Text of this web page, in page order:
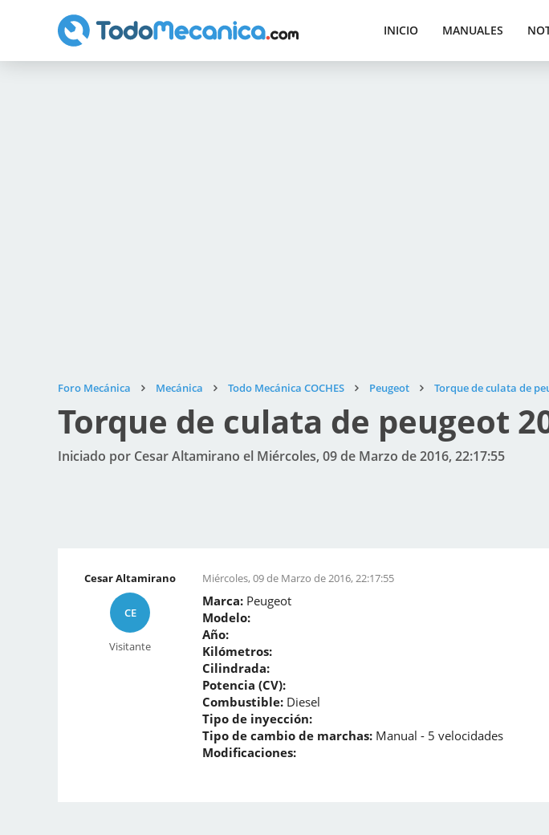
INICIO MANUALES
Foro Mecánica Mecánica Todo Mecánica COCHES Peugeot Torque de culata de
Torque de culata de peugeot
Iniciado por Cesar Altamirano el Miércoles, 09 de Marzo de 2016, 22:17:55
Cesar Altamirano
CE
Visitante
Miércoles, 09 de Marzo de 2016, 22:17:55
Marca: Peugeot
Modelo:
Año:
Kilómetros:
Cilindrada:
Potencia (CV):
Combustible: Diesel
Tipo de inyección:
Tipo de cambio de marchas: Manual - 5 velocidades
Modificaciones: